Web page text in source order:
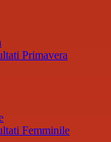
Primavera
Femminile